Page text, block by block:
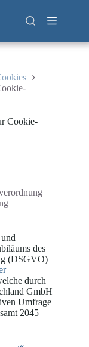
Cookie-
des
(DSGVO)
durch
GmbH
Umfrage
2045